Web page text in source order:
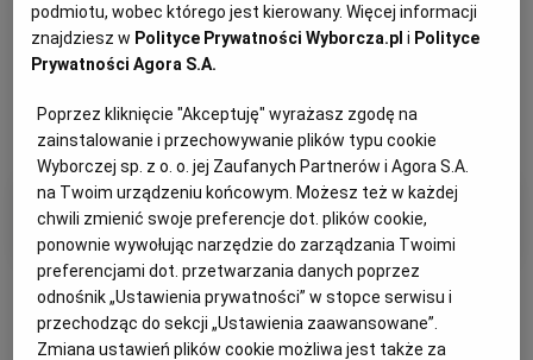
Filtry i kategorie
podmiotu, wobec którego jest kierowany. Więcej informacji
znajdziesz w Polityce Prywatności Wyborcza.pl i Polityce
Prywatności Agora S.A.
Poprzez kliknięcie "Akceptuję" wyrażasz zgodę na
zainstalowanie i przechowywanie plików typu cookie
Wyborczej sp. z o. o. jej Zaufanych Partnerów i Agora S.A.
na Twoim urządzeniu końcowym. Możesz też w każdej
chwili zmienić swoje preferencje dot. plików cookie,
ponownie wywołując narzędzie do zarządzania Twoimi
preferencjami dot. przetwarzania danych poprzez
odnośnik „Ustawienia prywatności” w stopce serwisu i
przechodząc do sekcji „Ustawienia zaawansowane”.
Zmiana ustawień plików cookie możliwa jest także za